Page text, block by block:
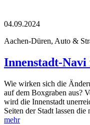
04.09.2024
Aachen-Düren, Auto &
Innenstadt-Navi
Wie wirken sich die
auf dem Boxgraben aus?
wird die Innenstadt
Seiten der Stadt lassen
mehr